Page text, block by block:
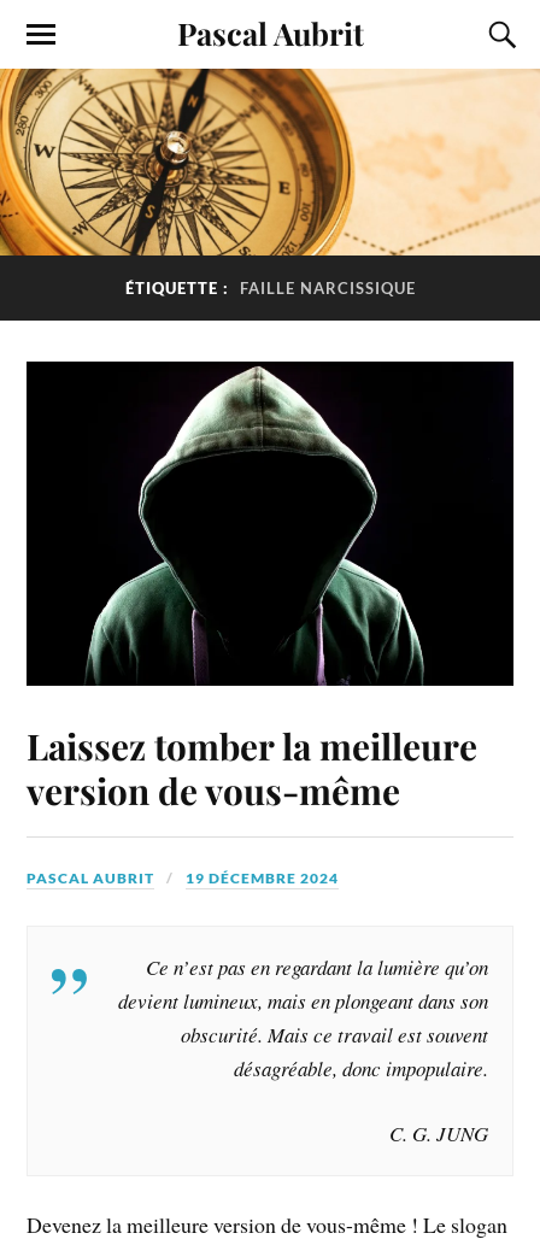
Pascal Aubrit
ÉTIQUETTE : FAILLE NARCISSIQUE
Laissez tomber la meilleure
version de vous-même
PASCAL AUBRIT 19 DÉCEMBRE 2024
Ce n’est pas en regardant la lumière qu’on
devient lumineux, mais en plongeant dans son
obscurité. Mais ce travail est souvent
désagréable, donc impopulaire.
C. G. JUNG
Devenez la meilleure version de vous-même ! Le slogan